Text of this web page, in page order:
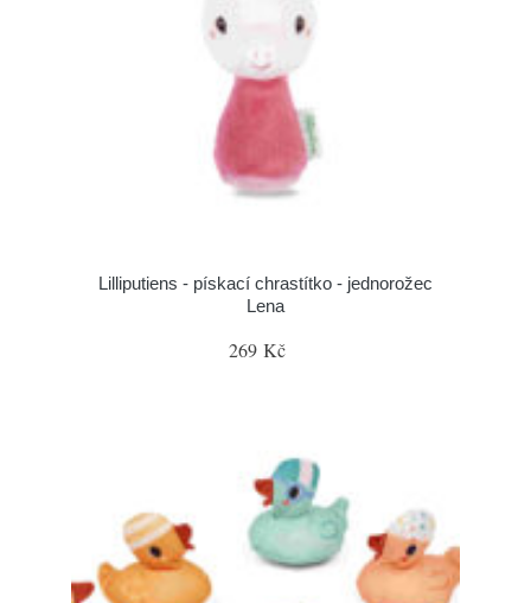
Lilliputiens - pískací chrastítko - jednorožec
Lena
269 Kč